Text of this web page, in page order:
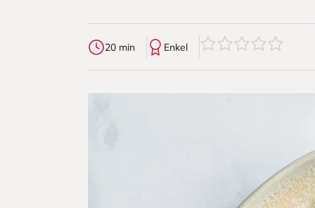
20 min Enkel 0av5stjerner